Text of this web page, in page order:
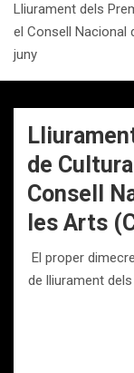
Lliurament dels
el Consell Nacional
juny
de
Consell
les Arts
El proper
de lliurament